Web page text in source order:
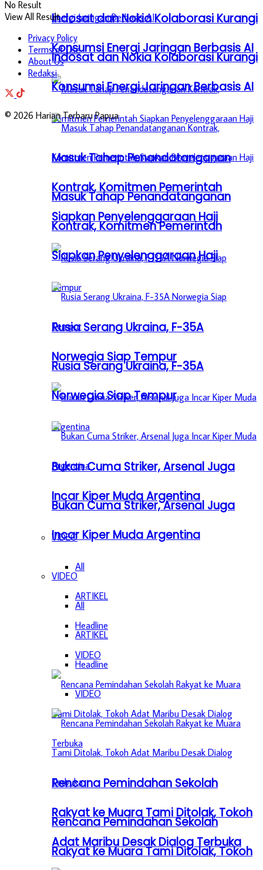
Indosat dan Nokia Kolaborasi Kurangi
Konsumsi Energi Jaringan Berbasis AI
Masuk Tahap Penandatanganan
Kontrak, Komitmen Pemerintah
Siapkan Penyelenggaraan Haji
Rusia Serang Ukraina, F-35A
Norwegia Siap Tempur
Bukan Cuma Striker, Arsenal Juga
Incar Kiper Muda Argentina
VIDEO
All
ARTIKEL
Headline
VIDEO
Rencana Pemindahan Sekolah
Rakyat ke Muara Tami Ditolak, Tokoh
Adat Maribu Desak Dialog Terbuka
Indosat dan Nokia Kolaborasi Kurangi
Konsumsi Energi Jaringan Berbasis AI
Masuk Tahap Penandatanganan
Kontrak, Komitmen Pemerintah
Siapkan Penyelenggaraan Haji
Rusia Serang Ukraina, F-35A
Norwegia Siap Tempur
Bukan Cuma Striker, Arsenal Juga
Incar Kiper Muda Argentina
VIDEO
All
ARTIKEL
Headline
VIDEO
Rencana Pemindahan Sekolah
Rakyat ke Muara Tami Ditolak, Tokoh
No Result
View All Result
Privacy Policy
Terms of Use
About Us
Redaksi
© 2026 Harian Terbaru Papua